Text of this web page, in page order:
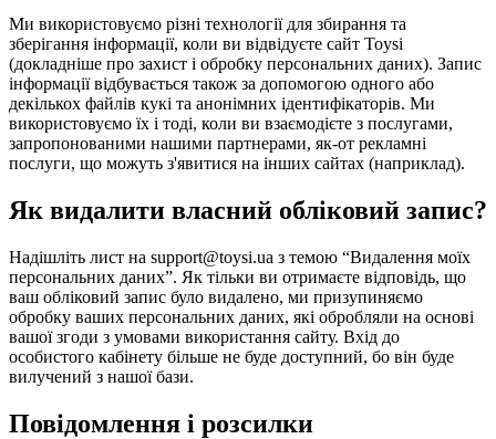
Ми використовуємо різні технології для збирання та
зберігання інформації, коли ви відвідуєте сайт Toysi
(докладніше про захист і обробку персональних даних). Запис
інформації відбувається також за допомогою одного або
декількох файлів кукі та анонімних ідентифікаторів. Ми
використовуємо їх і тоді, коли ви взаємодієте з послугами,
запропонованими нашими партнерами, як-от рекламні
послуги, що можуть з'явитися на інших сайтах (наприклад).
Як видалити власний обліковий запис?
Надішліть лист на support@toysi.ua з темою “Видалення моїх
персональних даних”. Як тільки ви отримаєте відповідь, що
ваш обліковий запис було видалено, ми призупиняємо
обробку ваших персональних даних, які обробляли на основі
вашої згоди з умовами використання сайту. Вхід до
особистого кабінету більше не буде доступний, бо він буде
вилучений з нашої бази.
Повідомлення і розсилки